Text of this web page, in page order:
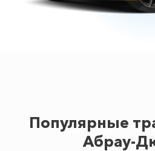
Популярные
Абрау-